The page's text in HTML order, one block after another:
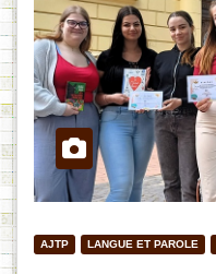
AJTP LANGUE ET PAROLE